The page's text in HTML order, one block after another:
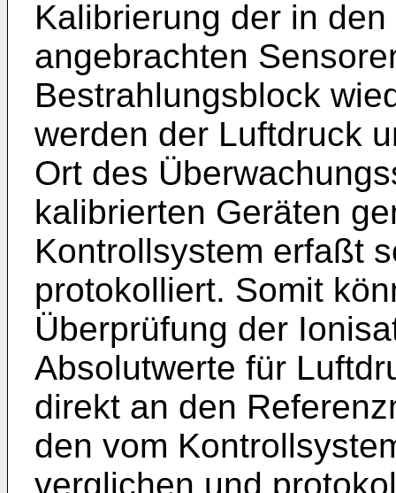
Kalibrierung der in
angebrachten
Bestrahlungsblock
werden der Luftdruck
Ort des
kalibrierten Geräten
Kontrollsystem erfaßt
protokolliert. Somit
Überprüfung der
Absolutwerte für
direkt an den
den vom
verglichen und